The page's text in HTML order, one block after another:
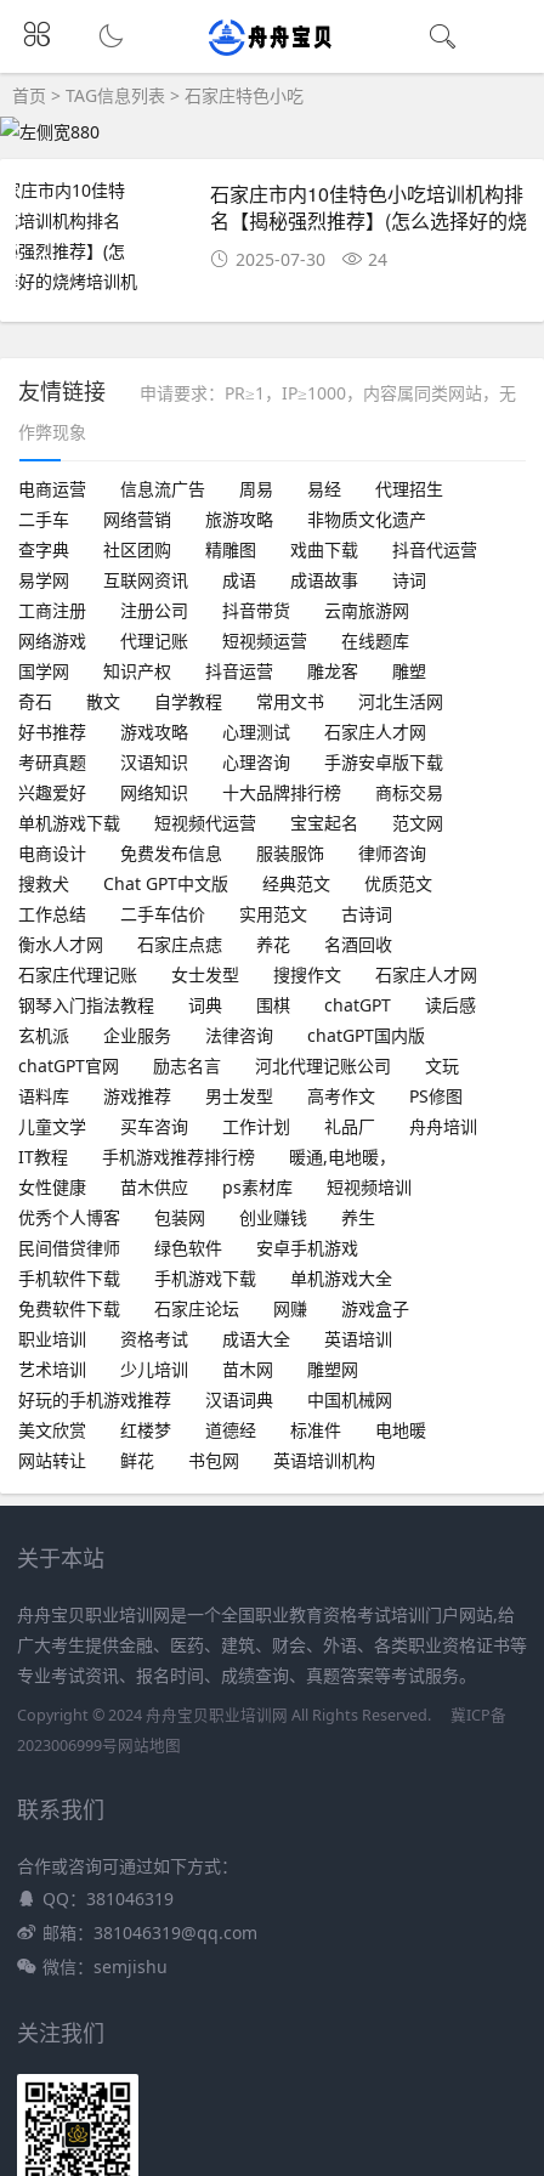
首页 > TAG信息列表 > 石家庄特色小吃
石家庄市内10佳特色小吃培训机构排
名【揭秘强烈推荐】(怎么选择好的烧
烤培训机构)
2025-07-30 24
友情链接
申请要求：PR≥1，IP≥1000，内容属同类网站，无
作弊现象
电商运营 信息流广告 周易 易经
代理招生
二手车
网络营销 旅游攻略
非物质文化遗产
查字典
社区团购 精雕图 戏曲下载
抖音代运营
易学网
互联网资讯 成语 成语故事
诗词
工商注册
注册公司 抖音带货
云南旅游网
网络游戏
代理记账 短视频运营
在线题库
国学网
知识产权 抖音运营 雕龙客
雕塑
奇石
散文 自学教程 常用文书
河北生活网
好书推荐
游戏攻略 心理测试
石家庄人才网
考研真题
汉语知识 心理咨询
手游安卓版下载
兴趣爱好
网络知识 十大品牌排行榜
商标交易
单机游戏下载
短视频代运营 宝宝起名
范文网
电商设计
免费发布信息 服装服饰
律师咨询
搜救犬
Chat GPT中文版 经典范文
优质范文
工作总结
二手车估价 实用范文
古诗词
衡水人才网
石家庄点痣 养花
名酒回收
石家庄代理记账
女士发型 搜搜作文
石家庄人才网
钢琴入门指法教程
词典 围棋 chatGPT
读后感
玄机派
企业服务 法律咨询
chatGPT国内版
chatGPT官网
励志名言 河北代理记账公司
文玩
语料库
游戏推荐 男士发型 高考作文
PS修图
儿童文学
买车咨询 工作计划 礼品厂
舟舟培训
IT教程
手机游戏推荐排行榜
暖通,电地暖，
女性健康
苗木供应 ps素材库
短视频培训
优秀个人博客
包装网 创业赚钱
养生
民间借贷律师
绿色软件
安卓手机游戏
手机软件下载
手机游戏下载
单机游戏大全
免费软件下载
石家庄论坛 网赚
游戏盒子
职业培训
资格考试 成语大全
英语培训
艺术培训
少儿培训 苗木网
雕塑网
好玩的手机游戏推荐
汉语词典
中国机械网
美文欣赏
红楼梦 道德经 标准件
电地暖
网站转让
鲜花 书包网 英语培训机构
关于本站
舟舟宝贝职业培训网是一个全国职业教育资格考试培训门户网站,给
广大考生提供金融、医药、建筑、财会、外语、各类职业资格证书等
专业考试资讯、报名时间、成绩查询、真题答案等考试服务。
Copyright © 2024 舟舟宝贝职业培训网 All Rights Reserved.
冀ICP备
2023006999号网站地图
联系我们
合作或咨询可通过如下方式：
QQ：381046319
邮箱：381046319@qq.com
微信：semjishu
关注我们